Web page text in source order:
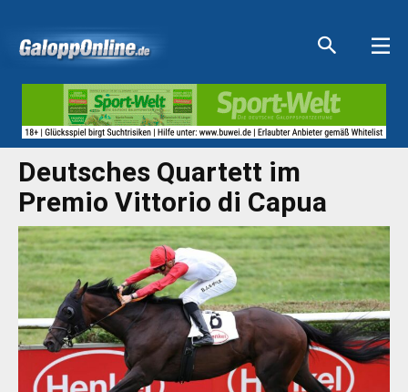
Deutsches Quartett im
Premio Vittorio di Capua